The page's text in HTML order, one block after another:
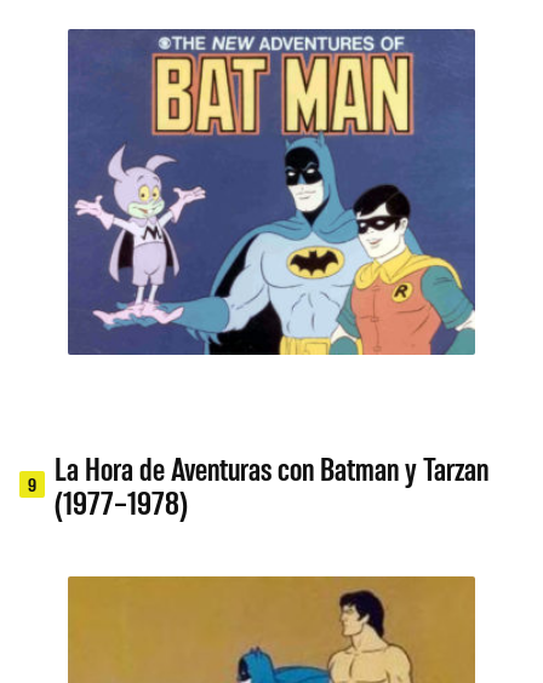
9
La Hora de Aventuras con Batman y Tarzan
(1977–1978)